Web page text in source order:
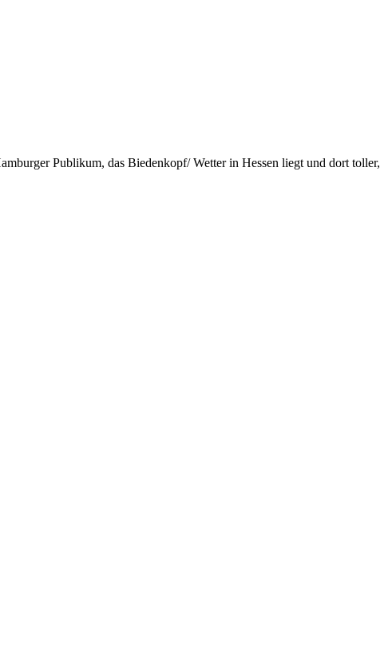
Publikum, das Biedenkopf/ Wetter in Hessen liegt und dort toller,